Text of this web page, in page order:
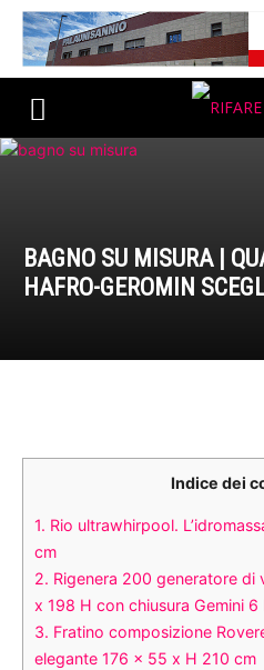
BAGNO SU MISURA |
HAFRO-GEROMIN
Indice dei
1. Rio ultrawhirpool.
cm
2. Rigenera 200 generatore
x 198 H con chiusura Gemini 6
3. Fratino composizione
elegante 176 x 55 x H 210 cm